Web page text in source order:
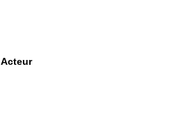
Acteur